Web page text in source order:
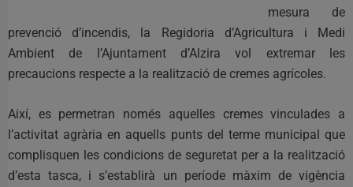
mesura de
prevenció d’incendis, la Regidoria d’Agricultura i Medi
Ambient de l’Ajuntament d’Alzira vol extremar les
precaucions respecte a la realització de cremes agrícoles.
Així, es permetran només aquelles cremes vinculades a
l’activitat agrària en aquells punts del terme municipal que
complisquen les condicions de seguretat per a la realització
d’esta tasca, i s’establirà un període màxim de vigència